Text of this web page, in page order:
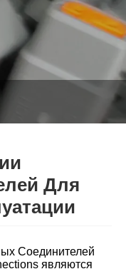
Для
Соединителей
являются